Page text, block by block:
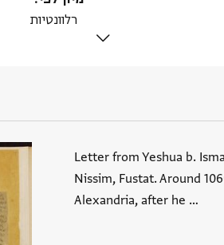
Letter from Yeshua b.
Nissim, Fustat. Around
Alexandria, after he …